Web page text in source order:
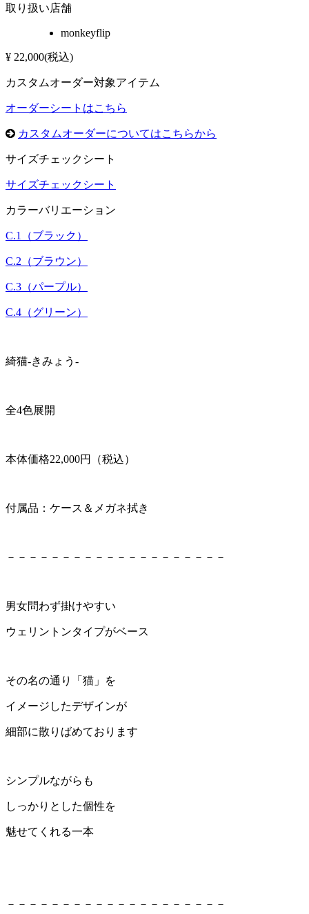
取り扱い店舗
monkeyflip
¥ 22,000(税込)
カスタムオーダー対象アイテム
オーダーシートはこちら
カスタムオーダーについてはこちらから
サイズチェックシート
サイズチェックシート
カラーバリエーション
C.1（ブラック）
C.2（ブラウン）
C.3（パープル）
C.4（グリーン）
綺猫-きみょう-
全4色展開
本体価格22,000円（税込）
付属品：ケース＆メガネ拭き
－－－－－－－－－－－－－－－－－－－－
男女問わず掛けやすい
ウェリントンタイプがベース
その名の通り「猫」を
イメージしたデザインが
細部に散りばめております
シンプルながらも
しっかりとした個性を
魅せてくれる一本
－－－－－－－－－－－－－－－－－－－－